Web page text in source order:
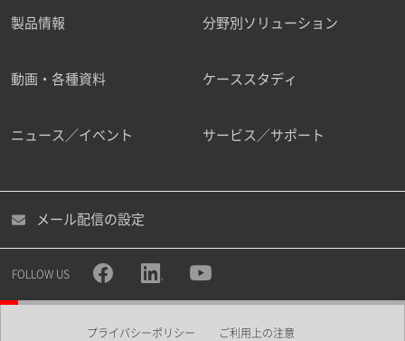
ご勤務先
職種
製品情報 分野別ソリューション
動画・各種資料 ケーススタディ
ニュース／イベント サービス／サポート
メール配信の設定
FOLLOW US
プライバシーポリシー ご利用上の注意